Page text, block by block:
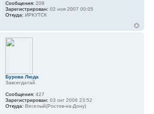
Сообщения: 209
Зарегистрирован: 02 ноя 2007 00:05
Откуда: ИРКУТСК
Бурова Люда
Завсегдатай
Сообщения: 427
Зарегистрирован: 03 окт 2006 23:52
Откуда: Веселый(Ростов-на-Дону)